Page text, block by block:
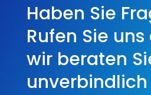
Haben Sie
Rufen Sie uns
wir beraten
unverbindlich